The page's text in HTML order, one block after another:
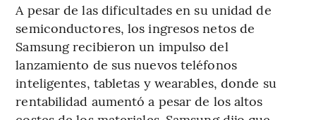
A pesar de las dificultades en su unidad de
semiconductores, los ingresos netos de
Samsung recibieron un impulso del
lanzamiento de sus nuevos teléfonos
inteligentes, tabletas y wearables, donde su
rentabilidad aumentó a pesar de los altos